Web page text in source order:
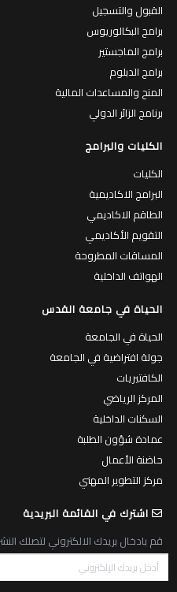
القبول والتسجيل
برامج البكالوريوس
برامج الماجستير
برامج الدبلوم
المنح والمساعدات المالية
برنامج الزائر الدولي
الكليات والبرامج
الكليات
البرامج الاكاديمية
الطاقم الاكاديمي
التقويم الأكاديمي
المساقات المطروحة
الهواتف الداخلية
الحياة في جامعة القدس
الحياة في الجامعة
جولة افتراضية في الجامعة
الكافتيريات
المركز الرياضي
السكنات الداخلية
عمادة شؤون الطلبة
حاضنة الأعمال
مركز التطوير المهني
اشترك في القائمة البريدية
قم بادخال بريدك الالكتروني لتصلك